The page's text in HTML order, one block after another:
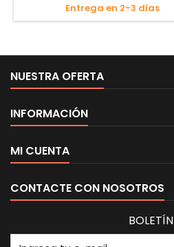
Entrega en 2-3 días
NUESTRA OFERTA
INFORMACIÓN
MI CUENTA
CONTACTE CON NOSOTROS
BOLETÍN